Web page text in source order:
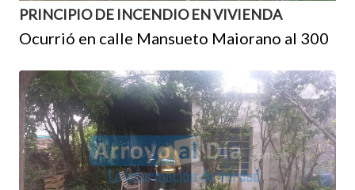
PRINCIPIO DE INCENDIO EN VIVIENDA
Ocurrió en calle Mansueto Maiorano al 300